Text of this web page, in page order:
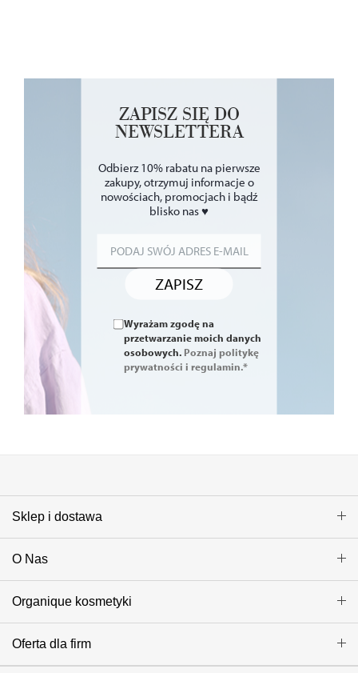
ZAPISZ SIĘ DO
NEWSLETTERA
Odbierz 10% rabatu na pierwsze
zakupy, otrzymuj informacje o
nowościach, promocjach i bądź
blisko nas ♥
ZAPISZ
Wyrażam zgodę na
przetwarzanie moich danych
osobowych. Poznaj politykę
prywatności i regulamin.*
Sklep i dostawa
O Nas
Organique kosmetyki
Oferta dla firm